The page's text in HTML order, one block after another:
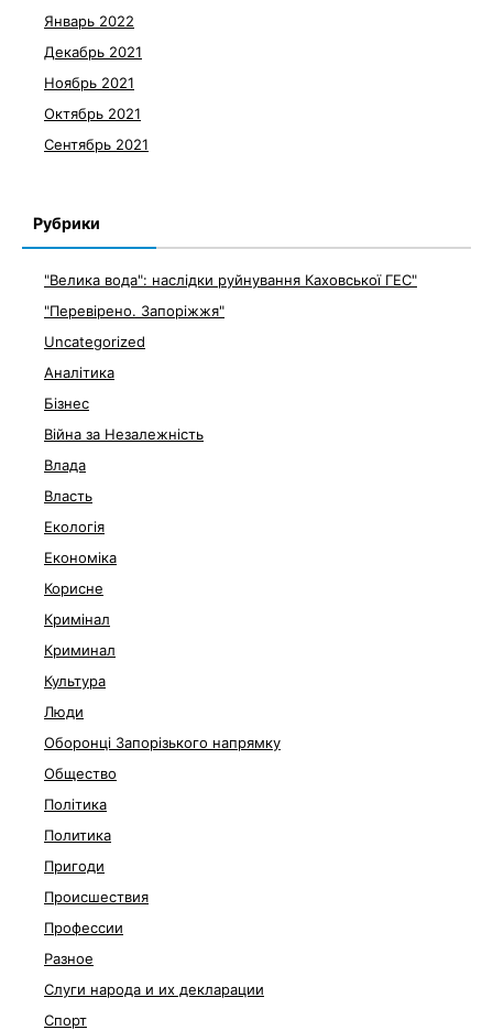
Январь 2022
Декабрь 2021
Ноябрь 2021
Октябрь 2021
Сентябрь 2021
Рубрики
"Велика вода": наслідки руйнування Каховської ГЕС"
"Перевірено. Запоріжжя"
Uncategorized
Аналітика
Бізнес
Війна за Незалежність
Влада
Власть
Екологія
Економіка
Корисне
Кримінал
Криминал
Культура
Люди
Оборонці Запорізького напрямку
Общество
Політика
Политика
Пригоди
Происшествия
Профессии
Разное
Слуги народа и их декларации
Спорт